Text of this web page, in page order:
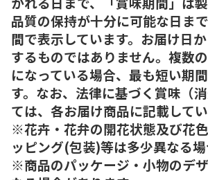
品質の保持が十分に可能な日ま
間で表示しています。お届け日
するものではありません。複数
になっている場合、最も短い期
す。なお、法律に基づく賞味（
ては、各お届け商品に記載してい
※花卉・花弁の開花状態及び花
ッピング(包装)等は多少異なる場
※商品のパッケージ・小物のデ